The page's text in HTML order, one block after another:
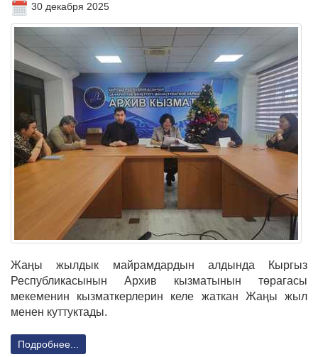
30 декабря 2025
Жаңы жылдык майрамдардын алдында Кыргыз
Республикасынын Архив кызматынын төрагасы
мекеменин кызматкерлерин келе жаткан Жаңы жыл
менен куттуктады.
Подробнее...